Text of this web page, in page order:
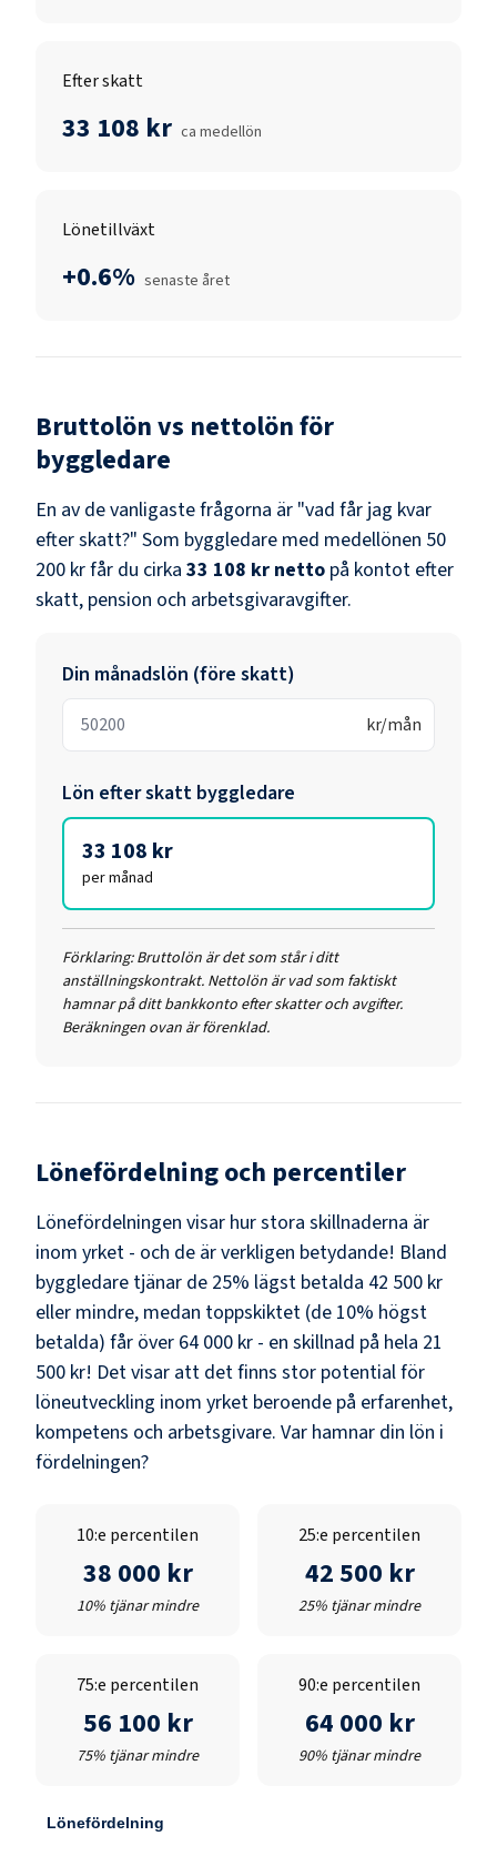
Efter skatt
33 108 kr ca medellön
Lönetillväxt
+0.6% senaste året
Bruttolön vs nettolön för
byggledare
En av de vanligaste frågorna är "vad får jag kvar
efter skatt?" Som byggledare med medellönen 50
200 krfår du cirka 33 108 kr netto på kontot efter
skatt, pension och arbetsgivaravgifter.
Din månadslön (före skatt)
kr/mån
Lön efter skatt byggledare
33 108 kr
per månad
Förklaring: Bruttolön är det som står i ditt
anställningskontrakt. Nettolön är vad som faktiskt
hamnar på ditt bankkonto efter skatter och avgifter.
Beräkningen ovan är förenklad.
Lönefördelning och percentiler
Lönefördelningen visar hur stora skillnaderna är
inom yrket - och de är verkligen betydande! Bland
byggledare tjänar de 25% lägst betalda 42 500 kr
eller mindre, medan toppskiktet (de 10% högst
betalda) får över 64 000 kr - en skillnad på hela 21
500 kr! Det visar att det finns stor potential för
löneutveckling inom yrket beroende på erfarenhet,
kompetens och arbetsgivare. Var hamnar din lön i
fördelningen?
10:e percentilen
38 000 kr
10% tjänar mindre
25:e percentilen
42 500 kr
25% tjänar mindre
75:e percentilen
56 100 kr
75% tjänar mindre
90:e percentilen
64 000 kr
90% tjänar mindre
Lönefördelning